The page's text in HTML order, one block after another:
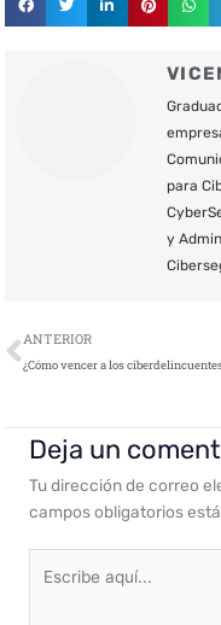
para
y
Ant
ANTERIOR
Deja un
Tu dirección de correo
campos obligatorios
aquí...